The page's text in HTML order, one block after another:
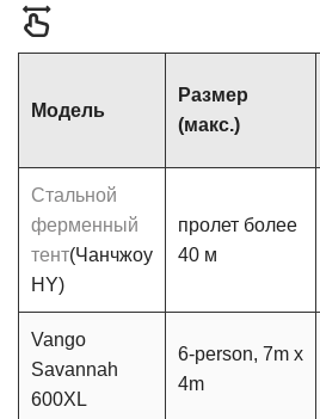
Модель
Размер
(макс.)
Стальной
ферменный
тент(Чанчжоу
HY)
пролет более
40 м
Vango
Savannah
600XL
6-person, 7m x
4m